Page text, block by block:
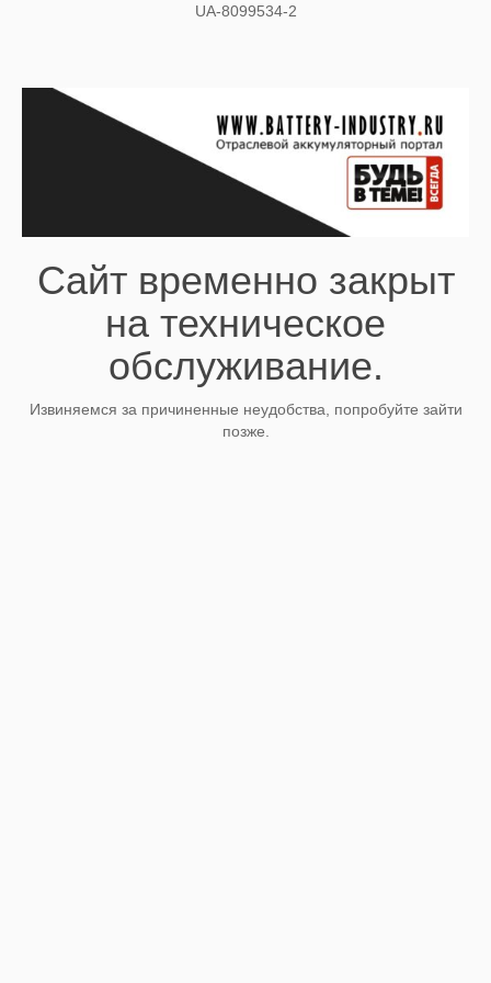
UA-8099534-2
Сайт временно закрыт
на техническое
обслуживание.
Извиняемся за причиненные неудобства, попробуйте зайти
позже.